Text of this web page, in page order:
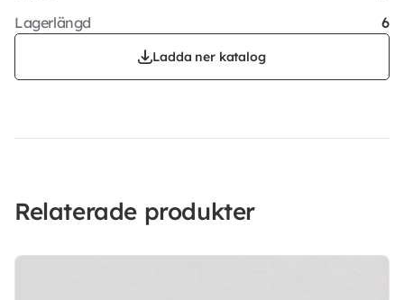
Lagerlängd
6
Ladda ner katalog
Relaterade produkter